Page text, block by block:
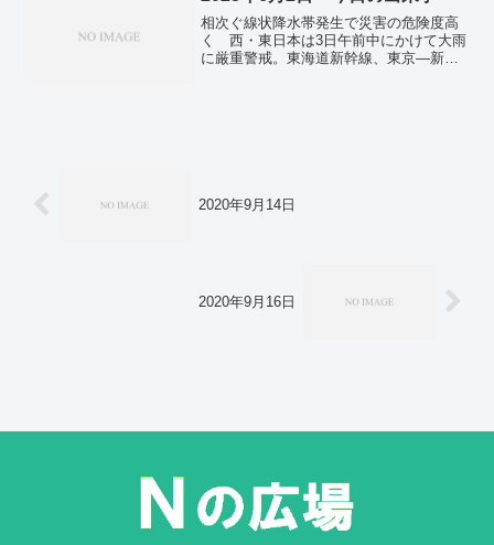
暮らし標的」。新型コロナの自宅療養
者、増加に転じる 約2カ月ぶり。四国電
力、9日に太陽光発電「出力制御」 発電
相次ぐ線状降水帯発生で災害の危険度高
く 西・東日本は3日午前中にかけて大雨
に厳重警戒。東海道新幹線、東京―新大
後最多 死因コロナが前年比大幅増。コ
ロナ定点、平均3.63人 3週続け緩やかな
クープ」。「桃源郷岬」でアジサイ見ご
ろ 眼下に日向灘 宮崎の私設庭園。
2020年9月14日
2020年9月16日